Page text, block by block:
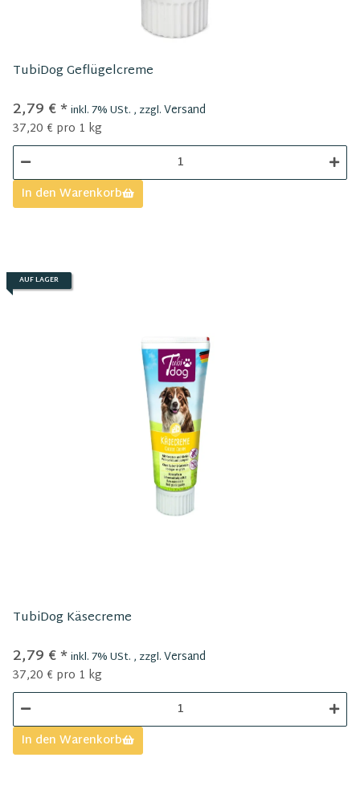
TubiDog Geflügelcreme
2,79 €*inkl. 7% USt. , zzgl.Versand
37,20 € pro 1 kg
In den Warenkorb
AUF LAGER
TubiDog Käsecreme
2,79 €*inkl. 7% USt. , zzgl.Versand
37,20 € pro 1 kg
In den Warenkorb